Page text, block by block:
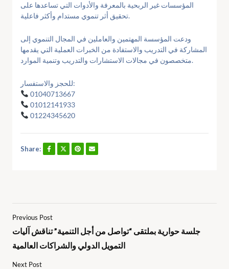
المؤسسات غير الربحية بالمعرفة والأدوات التي تساعدها على
تحقيق أثر تنموي مستدام وأكثر فاعلية.
ودعت المؤسسة المهتمين والعاملين في المجال التنموي إلى
المشاركة في التدريب والاستفادة من الخبرات العملية التي يقدمها
متخصصون في مجالات الاستشارات والتدريب وتنمية الموارد.
للحجز والاستفسار:
01040713667
01012141933
01224345620
Share:
Previous Post
جلسة حوارية بملتقى “تواصل من أجل التنمية” تناقش آليات
التمويل الدولي والشراكات العالمية
Next Post